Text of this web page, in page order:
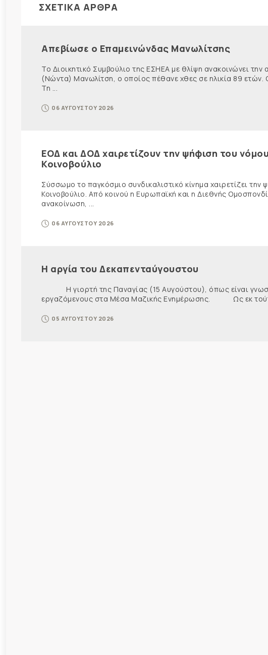
ΣΧΕΤΙΚΑ ΑΡΘΡΑ
Απεβίωσε ο Επαμεινώνδας Μανωλίτσης
Το Διοικητικό Συμβούλιο της ΕΣΗΕΑ με θλίψη ανακοινώνει
(Νώντα) Μανωλίτση, ο οποίος πέθανε χθες σε ηλικία 89
Τη ...
06 ΑΥΓΟΥΣΤΟΥ 2026
ΕΟΔ και ΔΟΔ χαιρετίζουν την ψήφιση του
Κοινοβούλιο
Σύσσωμο το παγκόσμιο συνδικαλιστικό κίνημα χαιρετίζει την
Κοινοβούλιο. Από κοινού η Ευρωπαϊκή και η Διεθνής
ανακοίνωση, ...
06 ΑΥΓΟΥΣΤΟΥ 2026
Η αργία του Δεκαπενταύγουστου
Η γιορτή της Παναγίας (15 Αυγούστου), όπως είναι
εργαζόμενους στα Μέσα Μαζικής Ενημέρωσης. Ως εκ
05 ΑΥΓΟΥΣΤΟΥ 2026